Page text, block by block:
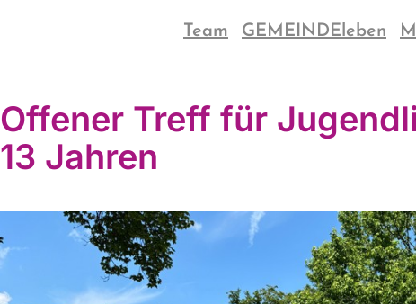
Team GEMEINDEleben
Offener Treff für
13 Jahren